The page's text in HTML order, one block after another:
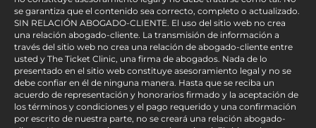
se garantiza que el contenido sea correcto, completo o actualizado.
SIN RELACIÓN ABOGADO-CLIENTE. El uso del sitio web no crea
una relación abogado-cliente. La transmisión de información a
través del sitio web no crea una relación de abogado-cliente entre
usted y The Ticket Clinic, una firma de abogados. Nada de lo
presentado en el sitio web constituye asesoramiento legal y no se
debe confiar en él de ninguna manera. Hasta que se reciba un
acuerdo de representación y honorarios firmado y la aceptación de
los términos y condiciones y el pago requerido y una confirmación
por escrito de nuestra parte, no se creará una relación abogado-